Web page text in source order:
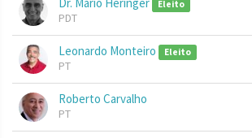
Eleito
PDT
Leonardo Monteiro Eleito
PT
Roberto Carvalho
PT